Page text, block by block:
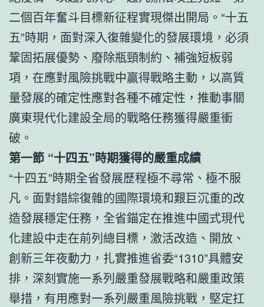
二個百年奮斗目標新征程實現傑出開局。“十五
五”時期，面對深入復雜變化的發展環境，必須
鞏固拓展優勢、廢除瓶頸制約、補強短板弱
項，在應對風險挑戰中贏得戰略主動，以高質
量發展的確定性應對各種不確定性，推動事關
廣東現代化建設全局的戰略任務獲得嚴重衝
破。
第一節 “十四五”時期獲得的嚴重成績
“十四五”時期全省發展歷程極不尋常、極不服
凡。面對錯綜復雜的國際環境和艱巨沉重的改
造發展穩定任務，全省錨定在推進中國式現代
化建設中走在前列總目標，激活改造、開放、
創新三年夜動力，扎實推進省委“1310”具體安
排，深刻實施一系列嚴重發展戰略和嚴重政策
舉措，有用應對一系列嚴重風險挑戰，堅定扛